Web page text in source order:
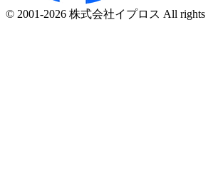
© 2001-2026 株式会社イプロス All rights